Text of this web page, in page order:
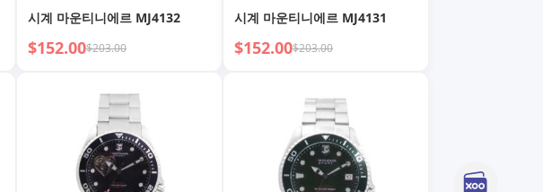
시계 마운티니에르 MJ4132
$152.00$203.00
시계 마운티니에르 MJ4131
$152.00$203.00